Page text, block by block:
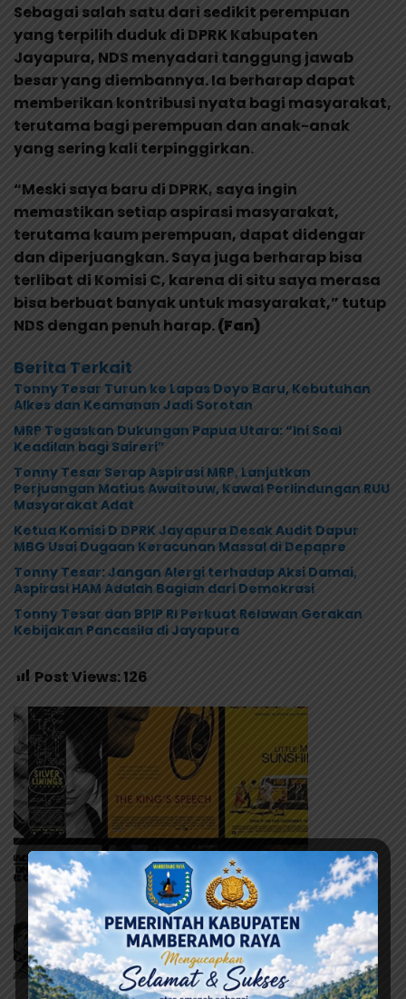
Sebagai salah satu dari sedikit perempuan
yang terpilih duduk di DPRK Kabupaten
Jayapura, NDS menyadari tanggung jawab
besar yang diembannya. Ia berharap dapat
memberikan kontribusi nyata bagi masyarakat,
terutama bagi perempuan dan anak-anak
yang sering kali terpinggirkan.
“Meski saya baru di DPRK, saya ingin
memastikan setiap aspirasi masyarakat,
terutama kaum perempuan, dapat didengar
dan diperjuangkan. Saya juga berharap bisa
terlibat di Komisi C, karena di situ saya merasa
bisa berbuat banyak untuk masyarakat,” tutup
NDS dengan penuh harap.(Fan)
Berita Terkait
Tonny Tesar Turun ke Lapas Doyo Baru, Kebutuhan
Alkes dan Keamanan Jadi Sorotan
MRP Tegaskan Dukungan Papua Utara: “Ini Soal
Keadilan bagi Saireri”
Tonny Tesar Serap Aspirasi MRP, Lanjutkan
Perjuangan Matius Awaitouw, Kawal Perlindungan RUU
Masyarakat Adat
Ketua Komisi D DPRK Jayapura Desak Audit Dapur
MBG Usai Dugaan Keracunan Massal di Depapre
Tonny Tesar: Jangan Alergi terhadap Aksi Damai,
Aspirasi HAM Adalah Bagian dari Demokrasi
Tonny Tesar dan BPIP RI Perkuat Relawan Gerakan
Kebijakan Pancasila di Jayapura
Post Views:126